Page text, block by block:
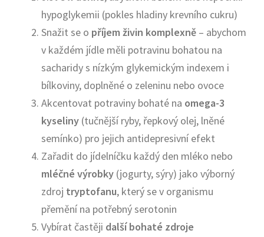
hypoglykemii (pokles hladiny krevního cukru)
Snažit se o příjem živin komplexně – abychom
v každém jídle měli potravinu bohatou na
sacharidy s nízkým glykemickým indexem i
bílkoviny, doplněné o zeleninu nebo ovoce
Akcentovat potraviny bohaté na omega-3
kyseliny (tučnější ryby, řepkový olej, lněné
semínko) pro jejich antidepresivní efekt
Zařadit do jídelníčku každý den mléko nebo
mléčné výrobky (jogurty, sýry) jako výborný
zdroj tryptofanu, který se v organismu
přemění na potřebný serotonin
Vybírat častěji další bohaté zdroje